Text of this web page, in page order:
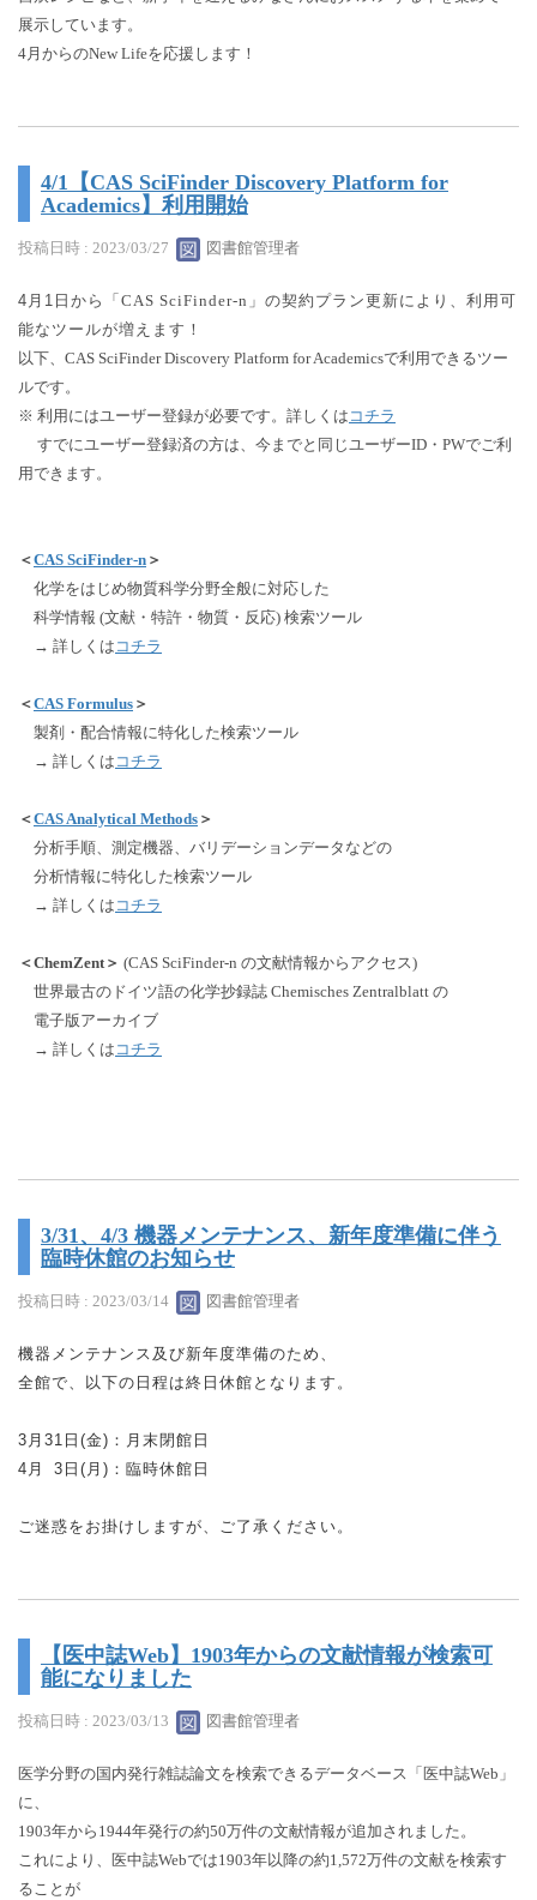
展示しています。
4月からのNew Lifeを応援します！
4/1【CAS SciFinder Discovery Platform for
Academics】利用開始
投稿日時 : 2023/03/27 図書館管理者
4月1日から「 CAS SciFinder-n」の契約プラン更新により、利用可
能なツールが増えます！
以下、CAS SciFinder Discovery Platform for Academicsで利用できるツー
ルです。
※ 利用にはユーザー登録が必要です。詳しくは コチラ
すでにユーザー登録済の方は、今までと同じユーザーID・PWでご利
用できます。
＜CAS SciFinder-n ＞
化学をはじめ物質科学分野全般に対応した
科学情報 (文献・特許・物質・反応) 検索ツール
→ 詳しくは コチラ
＜CAS Formulus ＞
製剤・配合情報に特化した検索ツール
→ 詳しくは コチラ
＜CAS Analytical Methods ＞
分析手順、測定機器、バリデーションデータなどの
分析情報に特化した検索ツール
→ 詳しくは コチラ
＜ChemZent＞ (CAS SciFinder-n の文献情報からアクセス)
世界最古のドイツ語の化学抄録誌 Chemisches Zentralblatt の
電子版アーカイブ
→ 詳しくは コチラ
3/31、4/3 機器メンテナンス、新年度準備に伴う
臨時休館のお知らせ
投稿日時 : 2023/03/14 図書館管理者
機器メンテナンス及び新年度準備のため、
全館で、以下の日程は終日休館となります。
3月31日(金)：月末閉館日
4月
3日(月)：臨時休館日
ご迷惑をお掛けしますが、ご了承ください。
【医中誌Web】1903年からの文献情報が検索可
能になりました
投稿日時 : 2023/03/13 図書館管理者
医学分野の国内発行雑誌論文を検索できるデータベース「医中誌Web」
に、
1903年から1944年発行の約50万件の文献情報が追加されました。
これにより、医中誌Webでは1903年以降の約1,572万件の文献を検索す
ることが